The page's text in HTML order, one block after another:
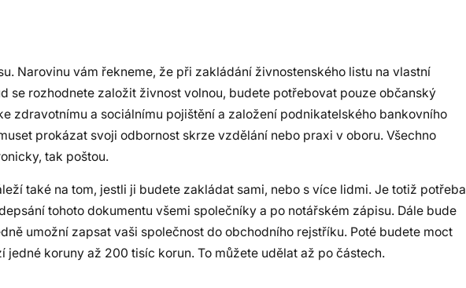
Narovinu vám řekneme, že při zakládání živnostenského listu na vlastní
se rozhodnete založit živnost volnou, budete potřebovat pouze občanský
zdravotnímu a sociálnímu pojištění a založení podnikatelského bankovního
prokázat svoji odbornost skrze vzdělání nebo praxi v oboru. Všechno
tak poštou.
také na tom, jestli ji budete zakládat sami, nebo s více lidmi. Je totiž potřeba
tohoto dokumentu všemi společníky a po notářském zápisu. Dále bude
umožní zapsat vaši společnost do obchodního rejstříku. Poté budete moct
koruny až 200 tisíc korun. To můžete udělat až po částech.